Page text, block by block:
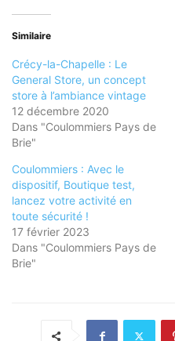
Similaire
Crécy-la-Chapelle : Le
General Store, un concept
store à l’ambiance vintage
12 décembre 2020
Dans "Coulommiers Pays de
Brie"
Coulommiers : Avec le
dispositif, Boutique test,
lancez votre activité en
toute sécurité !
17 février 2023
Dans "Coulommiers Pays de
Brie"